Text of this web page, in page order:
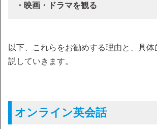
・映画・ドラマを観る
以下、これらをお勧めする理由と、具
説していきます。
オンライン英会話